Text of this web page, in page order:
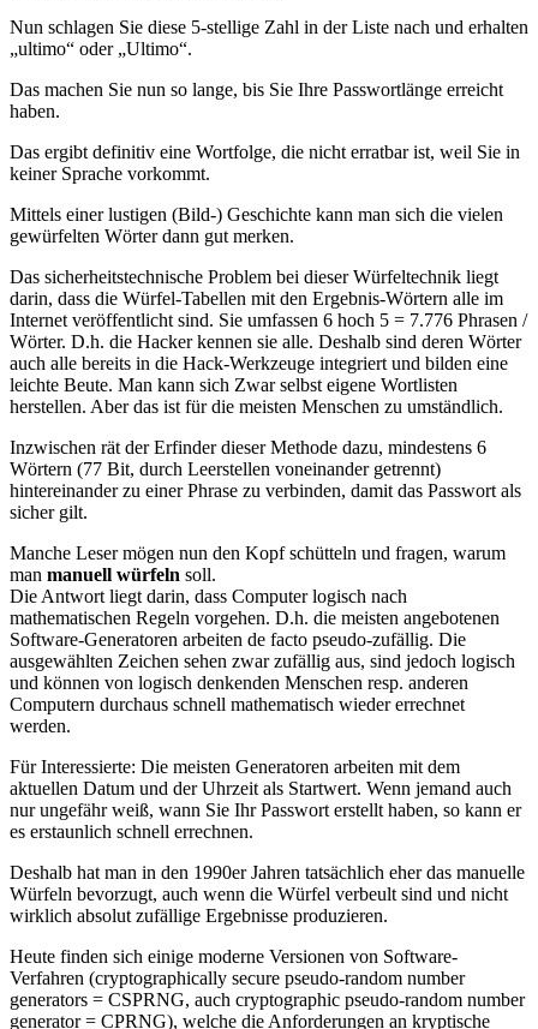
Nun schlagen Sie diese 5-stellige Zahl in der Liste nach und erhalten
ultimo
oder Ultimo .
Das machen Sie nun so lange, bis Sie Ihre Passwortlänge erreicht
haben.
Das ergibt definitiv eine Wortfolge, die nicht erratbar ist, weil Sie in
keiner Sprache vorkommt.
Mittels einer lustigen (Bild-) Geschichte kann man sich die vielen
gewürfelten Wörter dann gut merken.
Das sicherheitstechnische Problem bei dieser Würfeltechnik liegt
darin, dass die Würfel-Tabellen mit den Ergebnis-Wörtern alle im
Internet veröffentlicht sind. Sie umfassen 6 hoch 5 = 7.776 Phrasen /
Wörter. D.h. die Hacker kennen sie alle. Deshalb sind deren Wörter
auch alle bereits in die Hack-Werkzeuge integriert und bilden eine
leichte Beute. Man kann sich Zwar selbst eigene Wortlisten
herstellen. Aber das ist für die meisten Menschen zu umständlich.
Inzwischen rät der Erfinder dieser Methode dazu, mindestens 6
Wörtern (77 Bit, durch Leerstellen voneinander getrennt)
hintereinander zu einer Phrase zu verbinden, damit das Passwort als
sicher gilt.
Manche Leser mögen nun den Kopf schütteln und fragen, warum
man manuell würfeln soll.
Die Antwort liegt darin, dass Computer logisch nach
mathematischen Regeln vorgehen. D.h. die meisten angebotenen
Software-Generatoren arbeiten de facto pseudo-zufällig. Die
ausgewählten Zeichen sehen zwar zufällig aus, sind jedoch logisch
und können von logisch denkenden Menschen resp. anderen
Computern durchaus schnell mathematisch wieder errechnet
werden.
Für Interessierte: Die meisten Generatoren arbeiten mit dem
aktuellen Datum und der Uhrzeit als Startwert. Wenn jemand auch
nur ungefähr weiß, wann Sie Ihr Passwort erstellt haben, so kann er
es erstaunlich schnell errechnen.
Deshalb hat man in den 1990er Jahren tatsächlich eher das manuelle
Würfeln bevorzugt, auch wenn die Würfel verbeult sind und nicht
wirklich absolut zufällige Ergebnisse produzieren.
Heute finden sich einige moderne Versionen von Software-
Verfahren (cryptographically secure pseudo-random number
generators = CSPRNG, auch cryptographic pseudo-random number
generator = CPRNG), welche die Anforderungen an kryptische